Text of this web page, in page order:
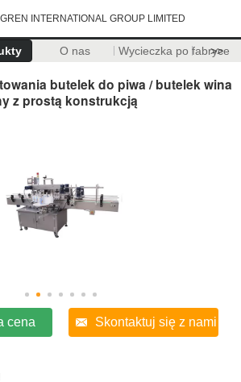
INTERNATIONAL GROUP LIMITED
O nas Wycieczka po fabryce
>>
butelek do piwa / butelek wina
z prostą konstrukcją
cena Skontaktuj się z nami